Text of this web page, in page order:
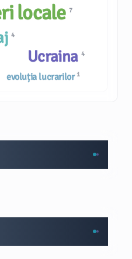
4
locale7
Ucraina 4
evoluția lucrarilor 1